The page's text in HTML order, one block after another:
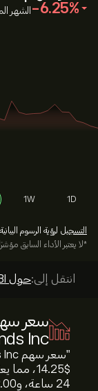
‎-6.25‎ الشهر
1D
1W
التسجيل لرؤية الرسوم
*لا يعتبر الأداء السابق
انتقل إلى:حول SWBI >
Inc